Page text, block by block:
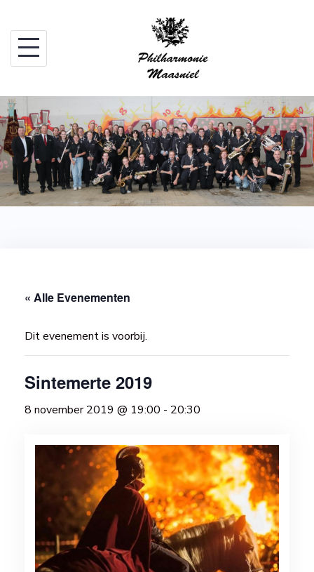
content
« Alle Evenementen
Dit evenement is voorbij.
Sintemerte 2019
8 november 2019 @ 19:00 - 20:30